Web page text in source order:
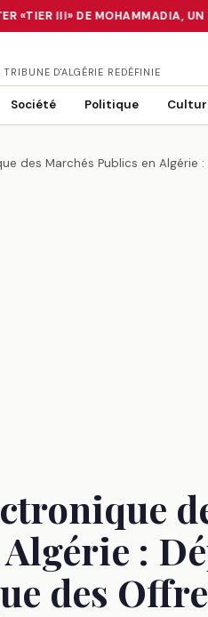
«TIER III» DE MOHAMMADIA, UN
«TIER III» DE MOHAMMADIA,
D'ALGÉRIE REDÉFINIE
Société Politique
des Marchés Publics en Algérie
:
des